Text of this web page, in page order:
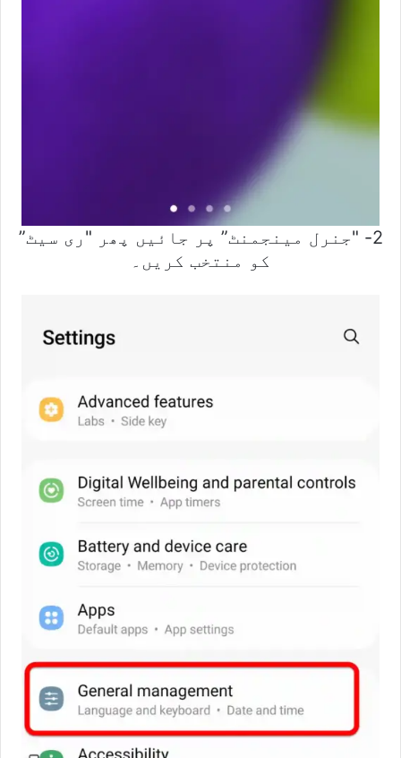
2- "جنرل مینجمنٹ” پر جائیں پھر "ری سیٹ”
کو منتخب کریں۔